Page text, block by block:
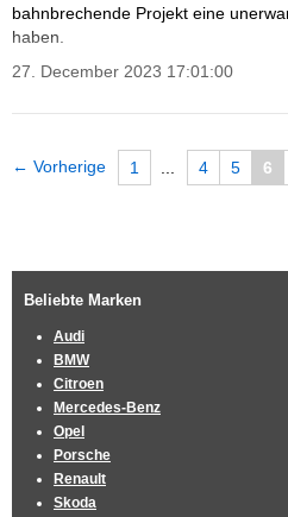
bahnbrechende Projekt eine
haben.
27. December 2023 17:01:00
← Vorherige 1 4 5 6
Beliebte Marken
Audi
BMW
Citroen
Mercedes-Benz
Opel
Porsche
Renault
Skoda